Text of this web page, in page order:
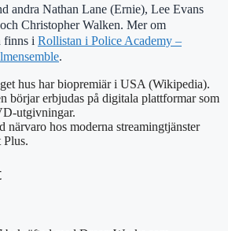
andra Nathan Lane (Ernie), Lee Evans
Christopher Walken. Mer om
finns i Rollistan i Police Academy –
.
hus har biopremiär i USA (Wikipedia).
börjar erbjudas på digitala plattformar som
utgivningar.
närvaro hos moderna streamingtjänster
Plus.